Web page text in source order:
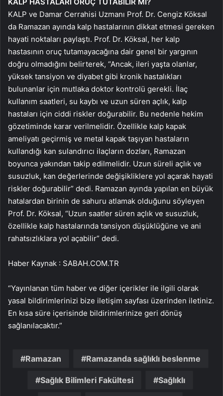
KALP HASTALARI ORUÇ TUTABİLİR Mİ?
KALP ve Damar Cerrahisi Uzmanı Prof. Dr. Cengiz Köksal
da Ramazan ayında kalp hastalarının dikkat etmesi gereken
hayati noktaları paylaştı. Prof. Dr. Köksal, her kalp
hastasının oruç tutamayacağına dair genel bir yargının
doğru olmadığını belirterek, “Ancak, ileri yaşta olanlar,
yüksek tansiyon ve diyabet gibi kronik hastalıkları
bulunanlar için mutlaka doktor kontrolü gerekli. İlaç
kullanım saatleri, su kaybı ve uzun süren açlık, kalp
hastaları için ciddi riskler doğurabilir. Bu nedenle hekim
gözetiminde karar verilmelidir. Özellikle kalp kapak
ameliyatı geçirmiş ve metal kapak taşıyan hastaların
kullandığı kan sulandırıcı ilaçların dozları, Ramazan
boyunca yakından takip edilmelidir. Uzun süreli açlık ve
susuzluk, kan değerlerinde değişikliklere yol açarak hayati
riskler doğurabilir” dedi. Ramazan ayında yapılan en büyük
hatalardan birinin de sahuru atlamak olduğunu söyleyen
Prof. Dr. Köksal, “Uzun saatler süren açlık ve susuzluk,
özellikle kalp hastalarında tansiyon düşüklüğüne ve ani
rahatsızlıklara yol açabilir” dedi.
Haber Kaynak : SABAH.COM.TR
“Yayınlanan tüm haber ve diğer içerikler ile ilgili olarak
yasal bildirimlerinizi bize iletişim sayfası üzerinden iletiniz.
En kısa süre içerisinde bildirimlerinize geri dönüş
sağlanılacaktır.”
Ramazan Ramazanda sağlıklı beslenme
Sağlık Bilimleri Fakültesi Sağlıklı